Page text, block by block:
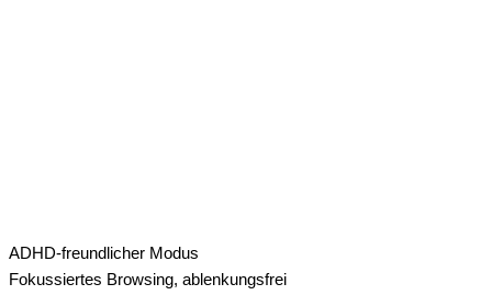
ADHD-freundlicher Modus
Fokussiertes Browsing, ablenkungsfrei